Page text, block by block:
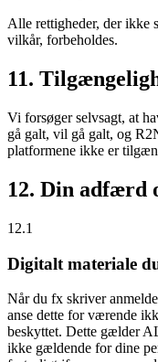
Alle rettigheder, der ikke
vilkår, forbeholdes.
11.
Vi forsøger selvsagt, at
gå galt, vil gå galt, og
platformene ikke er
12. Din adfærd
12.1
Digitalt materiale
Når du fx skriver
anse dette for værende
beskyttet. Dette gælder
ikke gældende for dine